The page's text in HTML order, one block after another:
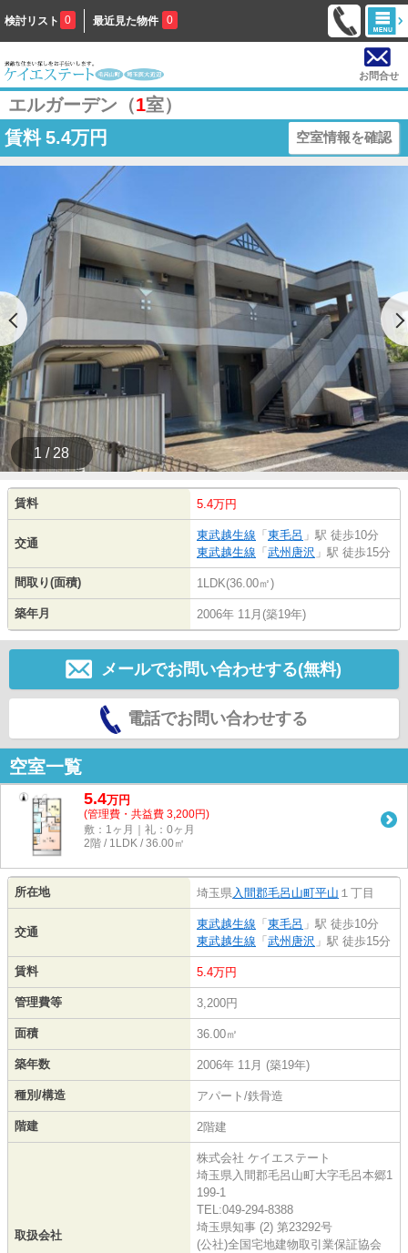
検討リスト 0 最近見た物件 0
お問合せ
エルガーデン（1室）
賃料 5.4万円 空室情報を確認
1 / 28
賃料 5.4万円
交通
東武越生線 「 東毛呂 」駅 徒歩10分
東武越生線 「 武州唐沢 」駅 徒歩15分
間取り(面積) 1LDK(36.00㎡)
築年月 2006年 11月(築19年)
メールでお問い合わせする(無料)
電話でお問い合わせする
空室一覧
5.4万円
(管理費・共益費 3,200円)
敷：1ヶ月｜礼：0ヶ月
2階 / 1LDK / 36.00㎡
所在地 埼玉県入間郡毛呂山町平山 １丁目
交通
東武越生線 「 東毛呂 」駅 徒歩10分
東武越生線 「 武州唐沢 」駅 徒歩15分
賃料 5.4万円
管理費等 3,200円
面積 36.00㎡
築年数 2006年 11月 (築19年)
種別/構造 アパート/鉄骨造
階建 2階建
取扱会社
株式会社 ケイエステート
埼玉県入間郡毛呂山町大字毛呂本郷1
199-1
TEL:049-294-8388
埼玉県知事 (2) 第23292号
(公社)全国宅地建物取引業保証協会